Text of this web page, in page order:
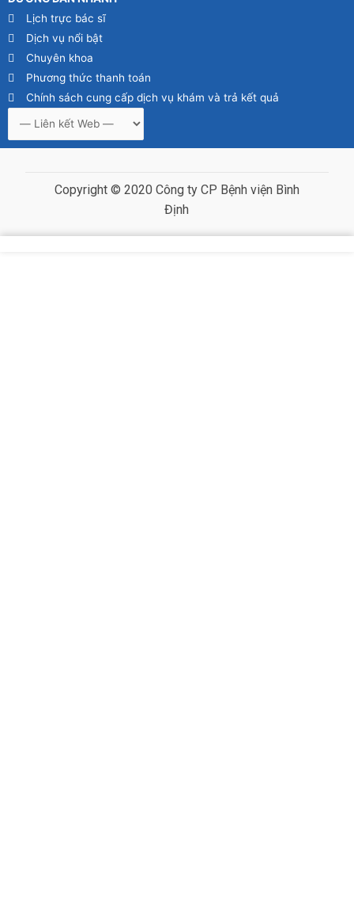
Lịch trực bác sĩ
Dịch vụ nổi bật
Chuyên khoa
Phương thức thanh toán
Chính sách cung cấp dịch vụ khám và trả kết quả
Copyright © 2020 Công ty CP Bệnh viện Bình
Định